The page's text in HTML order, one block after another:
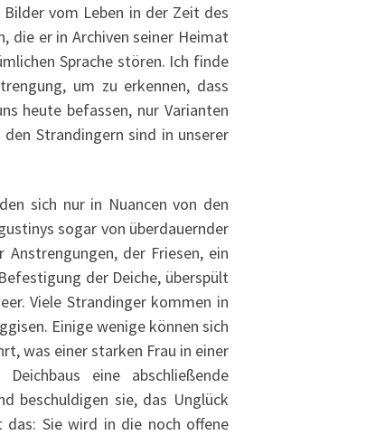
vom Leben in der Zeit des
die er in Archiven seiner Heimat
Sprache stören. Ich finde
um zu erkennen, dass
heute befassen, nur Varianten
Strandingern sind in unserer
sich nur in Nuancen von den
sogar von überdauernder
der Friesen, ein
der Deiche, überspült
Viele Strandinger kommen in
Einige wenige können sich
was einer starken Frau in einer
eine abschließende
beschuldigen sie, das Unglück
Sie wird in die noch offene